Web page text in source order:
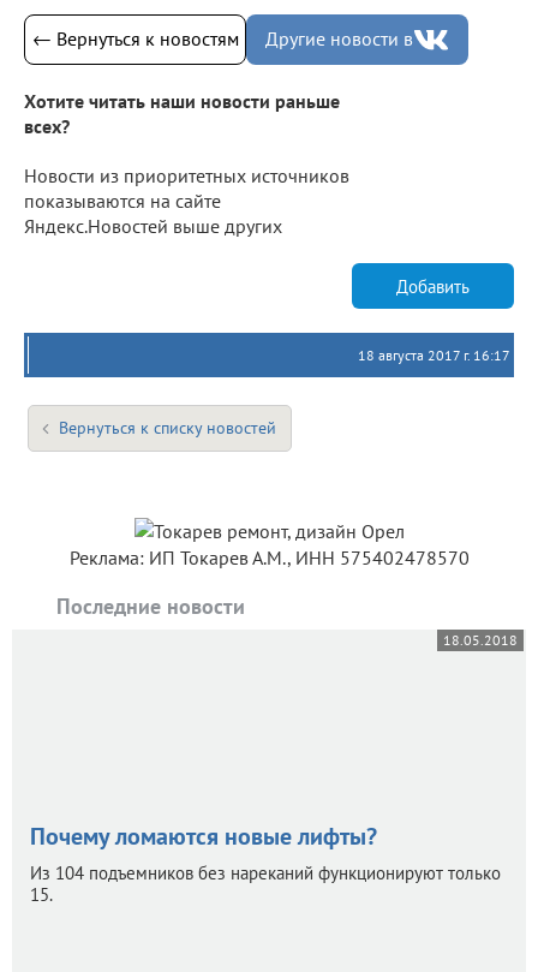
← Вернуться к новостям Другие новости в
Хотите читать наши новости раньше
всех?
Новости из приоритетных источников
показываются на сайте
Яндекс.Новостей выше других
Добавить
18 августа 2017 г. 16:17
Вернуться к списку новостей
Реклама: ИП Токарев А.М., ИНН 575402478570
Последние новости
18.05.2018
Почему ломаются новые лифты?
Из 104 подъемников без нареканий функционируют только
15.